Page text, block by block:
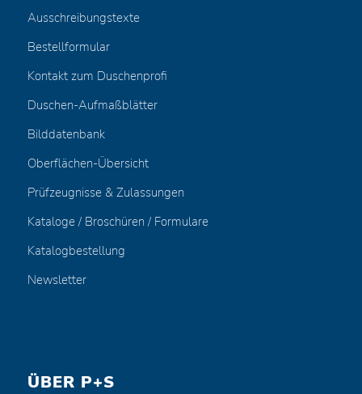
Ausschreibungstexte
Bestellformular
Kontakt zum Duschenprofi
Duschen-Aufmaßblätter
Bilddatenbank
Oberflächen-Übersicht
Prüfzeugnisse & Zulassungen
Kataloge / Broschüren / Formulare
Katalogbestellung
Newsletter
ÜBER P+S